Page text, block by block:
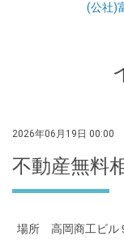
(公社)
2026年06月19日 00:00
不動産無料
場所 高岡商工ビル